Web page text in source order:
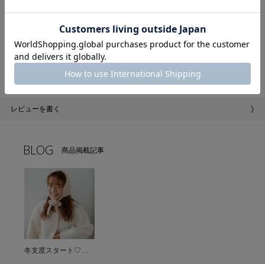
ご注意ください。
※アイロンをあてないでください。
※こちらの商品はインポート商品です。
レビューを書く
BLOG 商品掲載記事
冬支度スタート♡ふわもこ小物であたたかく♡♡